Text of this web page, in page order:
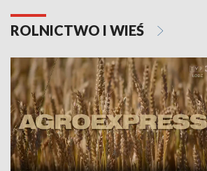
ROLNICTWO I WIEŚ